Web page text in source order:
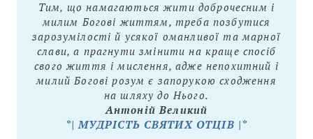
Тим, що намагаються жити доброчесним і
милим Богові життям, треба позбутися
зарозумілості й усякої оманливої та марної
слави, а прагнути змінити на краще спосіб
свого життя і мислення, адже непохитний і
милий Богові розум є запорукою сходження
на шляху до Нього.
Антоній Великий
*| МУДРІСТЬ СВЯТИХ ОТЦІВ |*